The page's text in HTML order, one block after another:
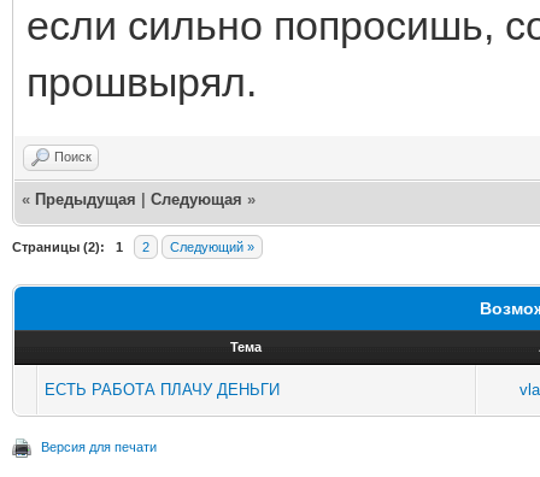
если сильно попросишь,
прошвырял.
Поиск
« Предыдущая Следующая »
Страницы (2): 1 2 Следующий »
Тема
ЕСТЬ РАБОТА ПЛАЧУ ДЕНЬГИ
Версия для печати